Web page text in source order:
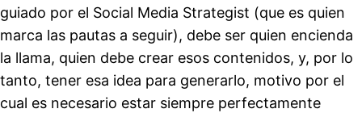
guiado por el Social Media Strategist (que es quien
marca las pautas a seguir), debe ser quien encienda
la llama, quien debe crear esos contenidos, y, por lo
tanto, tener esa idea para generarlo, motivo por el
cual es necesario estar siempre perfectamente